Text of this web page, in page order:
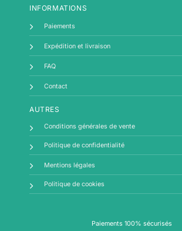
INFORMATIONS
Paiements
Expédition et livraison
FAQ
Contact
AUTRES
Conditions générales de vente
Politique de confidentialité
Mentions légales
Politique de cookies
Paiements 100% sécurisés